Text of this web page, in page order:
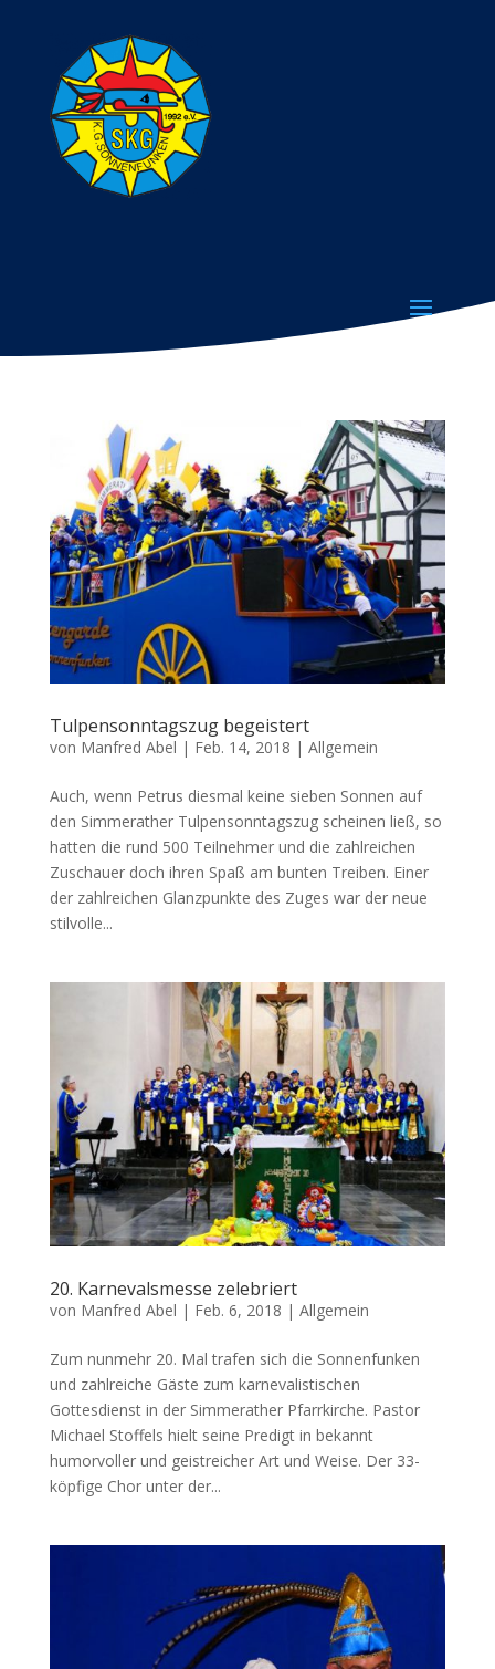
Tulpensonntagszug begeistert
von Manfred Abel | Feb. 14, 2018 | Allgemein
Auch, wenn Petrus diesmal keine sieben Sonnen auf
den Simmerather Tulpensonntagszug scheinen ließ, so
hatten die rund 500 Teilnehmer und die zahlreichen
Zuschauer doch ihren Spaß am bunten Treiben. Einer
der zahlreichen Glanzpunkte des Zuges war der neue
stilvolle...
20. Karnevalsmesse zelebriert
von Manfred Abel | Feb. 6, 2018 | Allgemein
Zum nunmehr 20. Mal trafen sich die Sonnenfunken
und zahlreiche Gäste zum karnevalistischen
Gottesdienst in der Simmerather Pfarrkirche. Pastor
Michael Stoffels hielt seine Predigt in bekannt
humorvoller und geistreicher Art und Weise. Der 33-
köpfige Chor unter der...